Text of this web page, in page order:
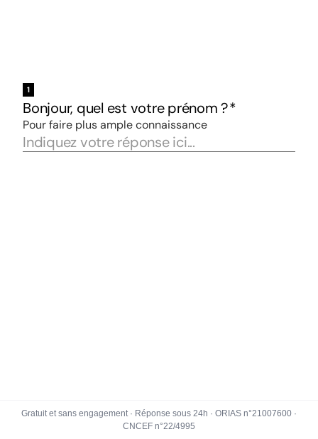
Gratuit et sans engagement · Réponse sous 24h · ORIAS n°21007600 ·
CNCEF n°22/4995